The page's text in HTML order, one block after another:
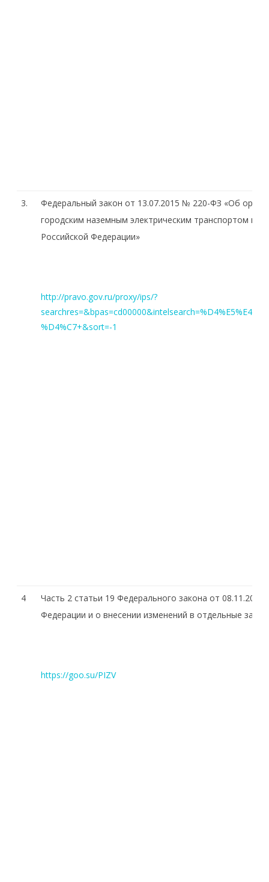
3.
Федеральный закон от 13.07.2015 № 220-ФЗ «Об
городским наземным электрическим транспортом в
Российской Федерации»
http://pravo.gov.ru/proxy/ips/?
%D4%C7+&sort=-1
4
Часть 2 статьи 19 Федерального закона от
Федерации и о внесении изменений в отдельные
https://goo.su/PIZV